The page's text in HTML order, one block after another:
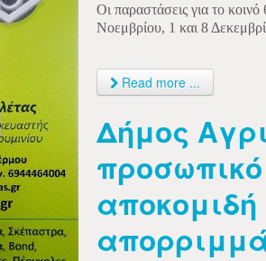
Οι παραστάσεις για το
Νοεμβρίου, 1 και 8
Read more ...
Δήμος